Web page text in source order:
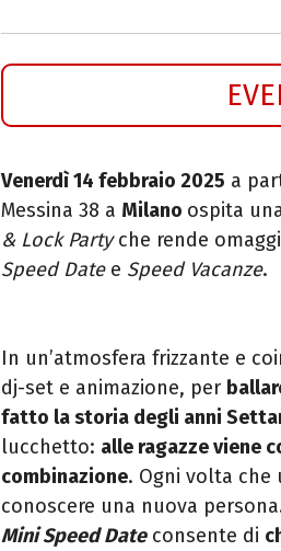
Venerdì 14 febbraio 2025 a
Messina 38 a Milano ospita
& Lock Partyche rende
Speed Datee Speed Vacanze.
In un’atmosfera frizzante e
dj-set e animazione, per
fatto la storia degli anni
lucchetto: alle ragazze viene
combinazione. Ogni volta che
conoscere una nuova
Mini Speed Dateconsente di